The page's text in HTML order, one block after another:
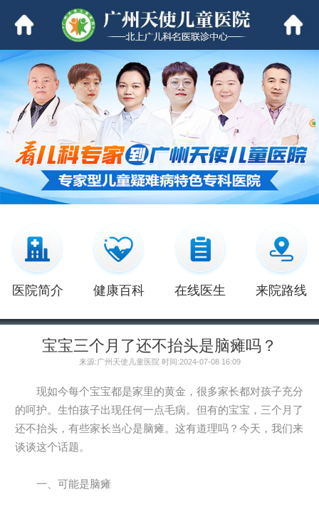
医院简介 健康百科 在线医生 来院路线
宝宝三个月了还不抬头是脑瘫吗？
来源:广州天使儿童医院 时间:2024-07-08 16:09
现如今每个宝宝都是家里的黄金，很多家长都对孩子充分
的呵护。生怕孩子出现任何一点毛病。但有的宝宝，三个月了
还不抬头，有些家长当心是脑瘫。这有道理吗？今天，我们来
谈谈这个话题。
一、可能是脑瘫